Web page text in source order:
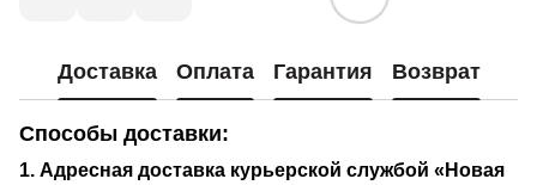
Доставка Оплата Гарантия Возврат
Способы доставки:
1. Адресная доставка курьерской службой «Новая